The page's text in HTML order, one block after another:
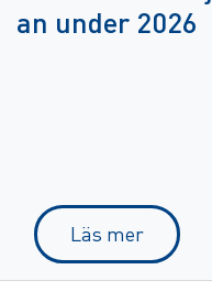
an under 2026
Läs mer